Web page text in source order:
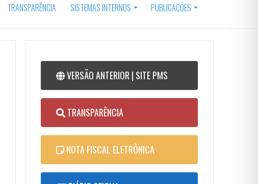
TRANSPARÊNCIA SISTEMAS INTERNOS PUBLICAÇÕES
VERSÃO ANTERIOR | SITE PMS
TRANSPARÊNCIA
NOTA FISCAL ELETRÔNICA